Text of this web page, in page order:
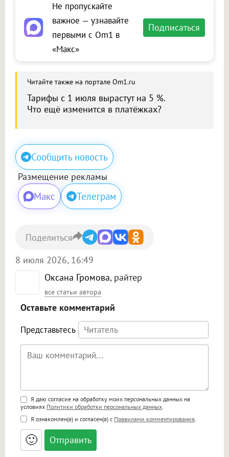
Не пропускайте
важное — узнавайте
первыми с Om1 в
«Макс»
Подписаться
Читайте также на портале Om1.ru
Тарифы с 1 июля вырастут на 5 %.
Что ещё изменится в платёжках?
Сообщить новость
Размещение рекламы
Макс Телеграм
Оксана Громова, райтер
все статьи автора
8 июля 2026, 16:49
Поделиться
Оставьте комментарий
Представьтесь
Поддержка HTML
<b>, <strong>, <u>, <i>, <em>, <s>, <big>,
<small>, <sup>, <sub>, <pre>, <ul>, <ol>, <li>,
<blockquote>, <code> экранирует HTML,
адреса URL автоматически становятся
ссылками, и [img]адрес[/img] будет
Я даю согласие на обработку моих персональных данных на
условиях Политики обработки персональных данных
Я ознакомлен(а) и согласен(а) с Правилами комментирования
🙂